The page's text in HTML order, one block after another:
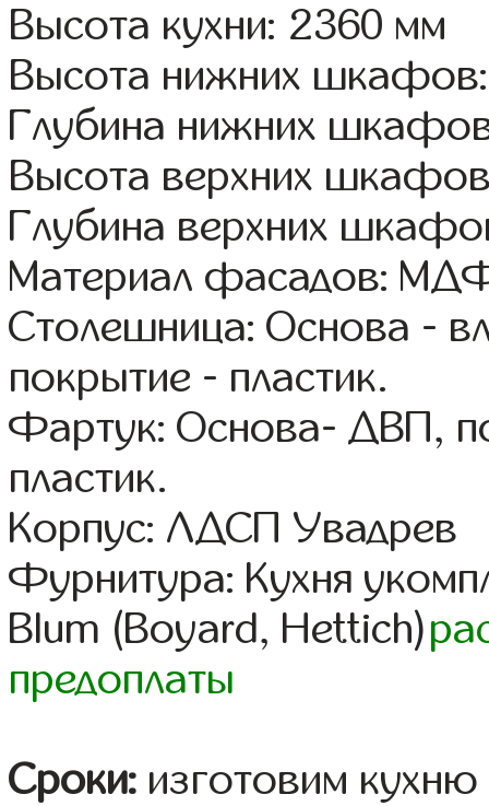
Высота кухни: 2360 мм
Высота нижних
Глубина нижних
Высота верхних
Глубина верхних
Материал фасадов:
Столешница: Основа -
покрытие - пластик.
Фартук: Основа- ДВП,
пластик.
Корпус: ЛДСП Увадрев
Фурнитура: Кухня
Blum (Boyard, Hettich)
предоплаты
Сроки: изготовим